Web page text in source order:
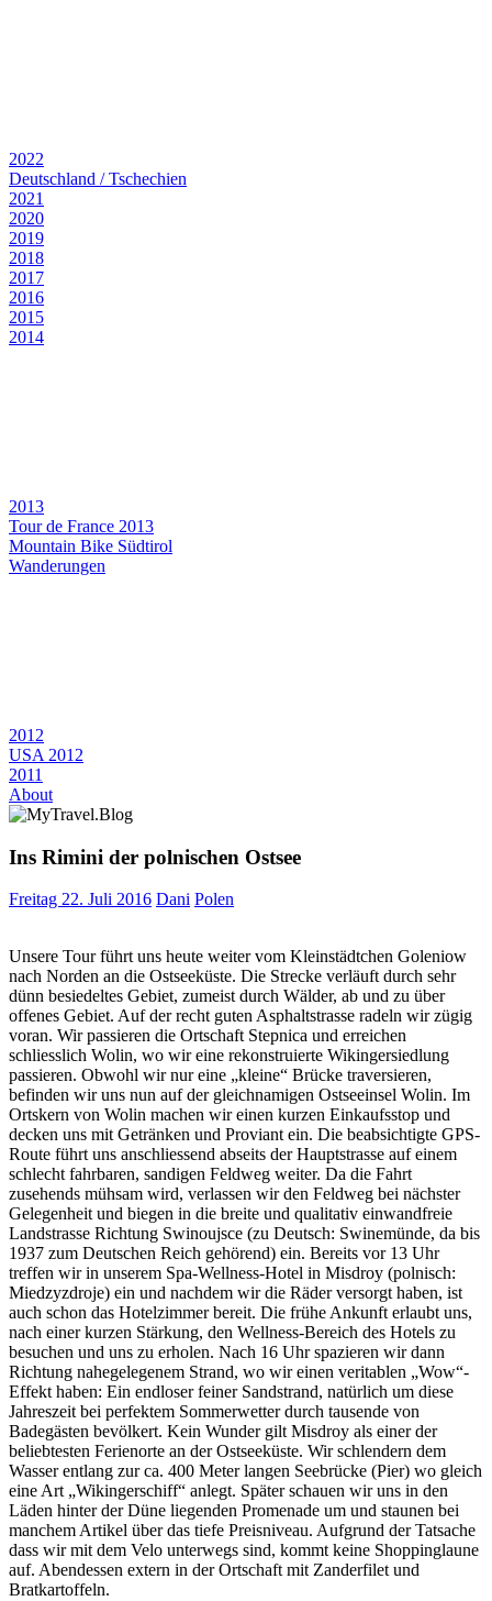
2022
Deutschland / Tschechien
2021
2020
2019
2018
2017
2016
2015
2014
2013
Tour de France 2013
Mountain Bike Südtirol
Wanderungen
2012
USA 2012
2011
About
Ins Rimini der polnischen Ostsee
Freitag 22. Juli 2016 Dani Polen
Unsere Tour führt uns heute weiter vom Kleinstädtchen Goleniow
nach Norden an die Ostseeküste. Die Strecke verläuft durch sehr
dünn besiedeltes Gebiet, zumeist durch Wälder, ab und zu über
offenes Gebiet. Auf der recht guten Asphaltstrasse radeln wir zügig
voran. Wir passieren die Ortschaft Stepnica und erreichen
schliesslich Wolin, wo wir eine rekonstruierte Wikingersiedlung
passieren. Obwohl wir nur eine „kleine“ Brücke traversieren,
befinden wir uns nun auf der gleichnamigen Ostseeinsel Wolin. Im
Ortskern von Wolin machen wir einen kurzen Einkaufsstop und
decken uns mit Getränken und Proviant ein. Die beabsichtigte GPS-
Route führt uns anschliessend abseits der Hauptstrasse auf einem
schlecht fahrbaren, sandigen Feldweg weiter. Da die Fahrt
zusehends mühsam wird, verlassen wir den Feldweg bei nächster
Gelegenheit und biegen in die breite und qualitativ einwandfreie
Landstrasse Richtung Swinoujsce (zu Deutsch: Swinemünde, da bis
1937 zum Deutschen Reich gehörend) ein. Bereits vor 13 Uhr
treffen wir in unserem Spa-Wellness-Hotel in Misdroy (polnisch:
Miedzyzdroje) ein und nachdem wir die Räder versorgt haben, ist
auch schon das Hotelzimmer bereit. Die frühe Ankunft erlaubt uns,
nach einer kurzen Stärkung, den Wellness-Bereich des Hotels zu
besuchen und uns zu erholen. Nach 16 Uhr spazieren wir dann
Richtung nahegelegenem Strand, wo wir einen veritablen „Wow“-
Effekt haben: Ein endloser feiner Sandstrand, natürlich um diese
Jahreszeit bei perfektem Sommerwetter durch tausende von
Badegästen bevölkert. Kein Wunder gilt Misdroy als einer der
beliebtesten Ferienorte an der Ostseeküste. Wir schlendern dem
Wasser entlang zur ca. 400 Meter langen Seebrücke (Pier) wo gleich
eine Art „Wikingerschiff“ anlegt. Später schauen wir uns in den
Läden hinter der Düne liegenden Promenade um und staunen bei
manchem Artikel über das tiefe Preisniveau. Aufgrund der Tatsache
dass wir mit dem Velo unterwegs sind, kommt keine Shoppinglaune
auf. Abendessen extern in der Ortschaft mit Zanderfilet und
Bratkartoffeln.